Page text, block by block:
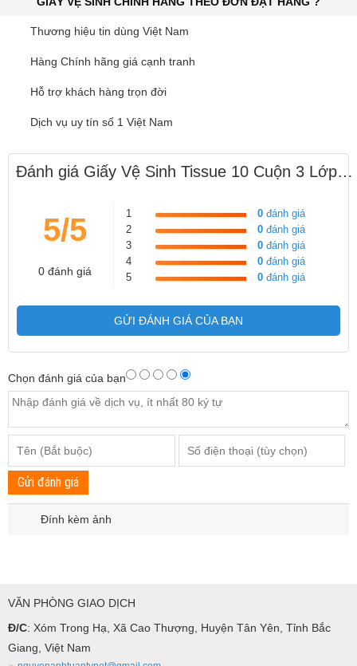
Thương hiệu tin dùng Việt Nam
Hàng Chính hãng giá cạnh tranh
Hỗ trợ khách hàng trọn đời
Dịch vụ uy tín số 1 Việt Nam
Đánh giá Giấy Vệ Sinh Tissue 10 Cuộn 3 Lớp CAO CẤP, ĐẸP RẺ
5/5
0 đánh giá
1 0 đánh giá
2
0 đánh giá
3
0 đánh giá
4
0 đánh giá
5
0 đánh giá
GỬI ĐÁNH GIÁ CỦA BẠN
Chọn đánh giá của bạn
Gửi đánh giá
Đính kèm ảnh
VĂN PHÒNG GIAO DỊCH
Đ/C: Xóm Trong Hạ, Xã Cao Thượng, Huyện Tân Yên, Tỉnh Bắc
Giang, Việt Nam